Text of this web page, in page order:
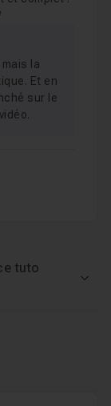
la
Et en
sur le
tuto